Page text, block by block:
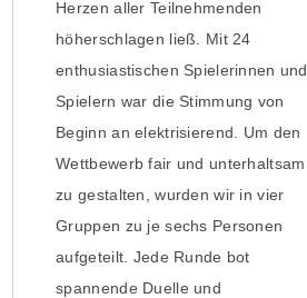
Herzen aller Teilnehmenden
höherschlagen ließ. Mit 24
enthusiastischen Spielerinnen und
Spielern war die Stimmung von
Beginn an elektrisierend. Um den
Wettbewerb fair und unterhaltsam
zu gestalten, wurden wir in vier
Gruppen zu je sechs Personen
aufgeteilt. Jede Runde bot
spannende Duelle und